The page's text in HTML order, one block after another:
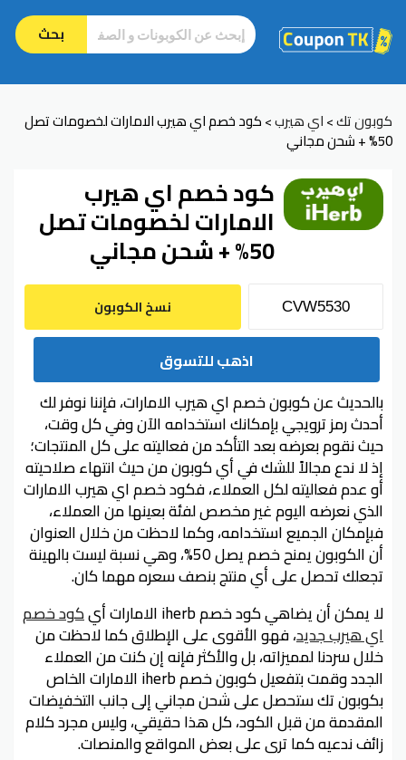
بحث
كوبون تك>اي هيرب>كود خصم اي هيرب الامارات لخصومات تصل
50% + شحن مجاني
كود خصم اي هيرب
الامارات لخصومات تصل
50% + شحن مجاني
نسخ الكوبون
اذهب للتسوق
بالحديث عن كوبون خصم اي هيرب الامارات، فإننا نوفر لك
أحدث رمز ترويجي بإمكانك استخدامه الآن وفي كل وقت،
حيث نقوم بعرضه بعد التأكد من فعاليته على كل المنتجات؛
إذ لا ندع مجالاً للشك في أي كوبون من حيث انتهاء صلاحيته
أو عدم فعاليته لكل العملاء، فكود خصم اي هيرب الامارات
الذي نعرضه اليوم غير مخصص لفئة بعينها من العملاء،
فبإمكان الجميع استخدامه، وكما لاحظت من خلال العنوان
أن الكوبون يمنح خصم يصل 50%، وهي نسبة ليست بالهينة
تجعلك تحصل على أي منتج بنصف سعره مهما كان.
لا يمكن أن يضاهي كود خصم iherb الامارات أي
كود خصم
اي هيرب جديد، فهو الأقوى على الإطلاق كما لاحظت من
خلال سردنا لمميزاته، بل والأكثر فإنه إن كنت من العملاء
الجدد وقمت بتفعيل كوبون خصم iherb الامارات الخاص
بكوبون تك ستحصل على شحن مجاني إلى جانب التخفيضات
المقدمة من قبل الكود، كل هذا حقيقي، وليس مجرد كلام
زائف ندعيه كما ترى على بعض المواقع والمنصات.